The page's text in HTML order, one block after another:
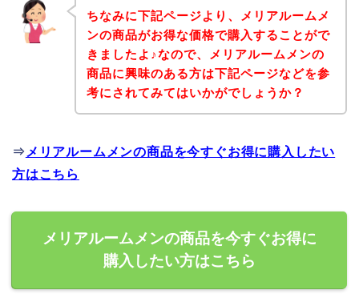
ちなみに下記ページより、メリアルームメ
ンの商品がお得な価格で購入することがで
きましたよ♪なので、メリアルームメンの
商品に興味のある方は下記ページなどを参
考にされてみてはいかがでしょうか？
⇒ メリアルームメンの商品を今すぐお得に購入したい
方はこちら
メリアルームメンの商品を今すぐお得に
購入したい方はこちら